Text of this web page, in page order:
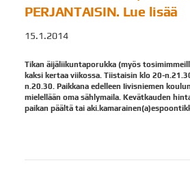
PERJANTAISIN. Lue lisää
15.1.2014
Tikan äijäliikuntaporukka (myös
kaksi kertaa viikossa. Tiistaisin klo 20-
n.20.30. Paikkana edelleen Iivisniemen
mielellään oma sählymaila. Kevätkauden
paikan päältä tai